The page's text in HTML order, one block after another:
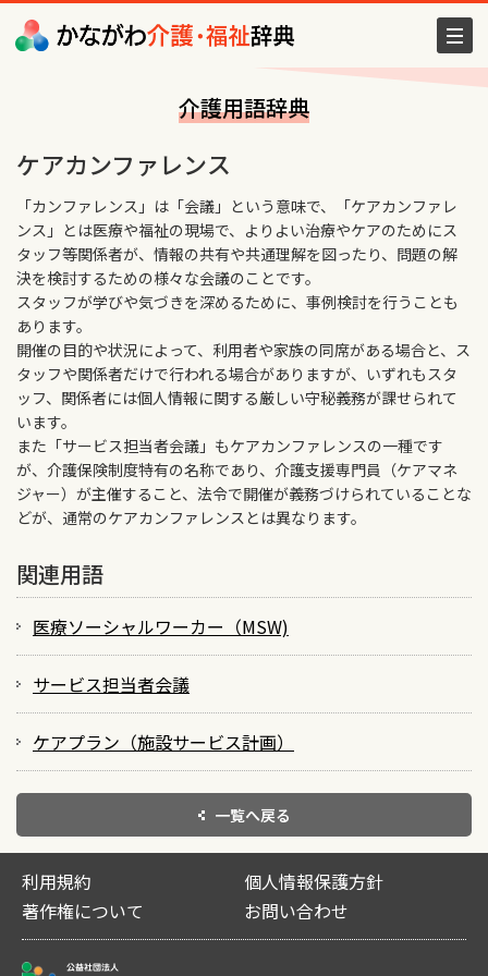
介護用語辞典
ケアカンファレンス
「カンファレンス」は「会議」という意味で、「ケアカンファレ
ンス」とは医療や福祉の現場で、よりよい治療やケアのためにス
タッフ等関係者が、情報の共有や共通理解を図ったり、問題の解
決を検討するための様々な会議のことです。
スタッフが学びや気づきを深めるために、事例検討を行うことも
あります。
開催の目的や状況によって、利用者や家族の同席がある場合と、ス
タッフや関係者だけで行われる場合がありますが、いずれもスタ
ッフ、関係者には個人情報に関する厳しい守秘義務が課せられて
います。
また「サービス担当者会議」もケアカンファレンスの一種です
が、介護保険制度特有の名称であり、介護支援専門員（ケアマネ
ジャー）が主催すること、法令で開催が義務づけられていることな
どが、通常のケアカンファレンスとは異なります。
関連用語
医療ソーシャルワーカー（MSW)
サービス担当者会議
ケアプラン（施設サービス計画）
一覧へ戻る
利用規約
個人情報保護方針
著作権について
お問い合わせ